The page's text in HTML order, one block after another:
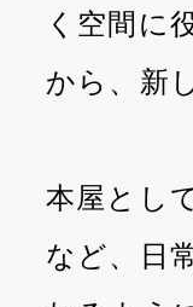
く空間に
から、新
本屋とし
など、日